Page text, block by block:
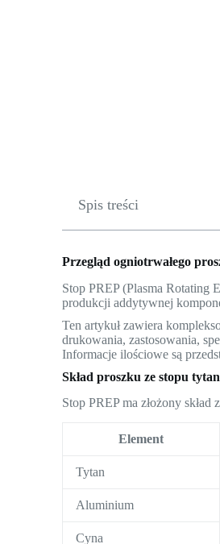
Spis treści
Przegląd ogniotrwałego
Stop PREP (Plasma Rotating
produkcji addytywnej
Ten artykuł zawiera
drukowania, zastosowania,
Informacje ilościowe są
Skład proszku ze stopu
Stop PREP ma złożony
Element
Tytan
Aluminium
Cyna